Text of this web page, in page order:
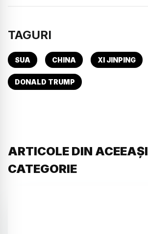
TAGURI
SUA CHINA XI JINPING
DONALD TRUMP
ARTICOLE DIN ACEEAȘI
CATEGORIE